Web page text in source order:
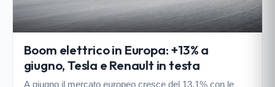
Boom elettrico in Europa: +13% a
giugno, Tesla e Renault in testa
A giugno il mercato europeo cresce del 13,1% con le